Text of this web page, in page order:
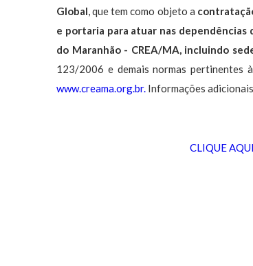
Global, que tem como objeto a
e portaria para atuar nas dependências
do Maranhão - CREA/MA, incluindo
123/2006 e demais normas pertinentes
www.creama.org.br. Informações
CLIQUE